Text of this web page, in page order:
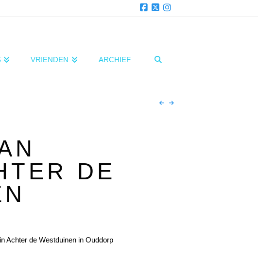
VRIENDEN ARCHIEF
DE
Achter de Westduinen in Ouddorp